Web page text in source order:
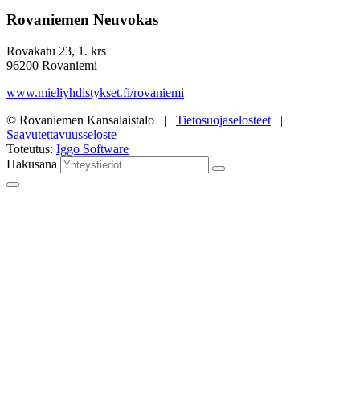
Rovaniemen Neuvokas
Rovakatu 23, 1. krs
96200 Rovaniemi
www.mieliyhdistykset.fi/rovaniemi
© Rovaniemen Kansalaistalo | Tietosuojaselosteet |
Saavutettavuusseloste
Toteutus: Iggo Software
Hakusana